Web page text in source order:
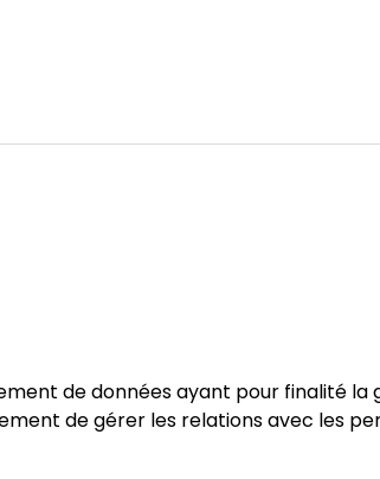
de données ayant pour finalité la
de gérer les relations avec les